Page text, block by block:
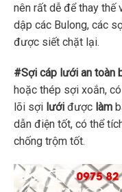
nên rất dễ để thay thế
dập các Bulong, các
được siết chặt lại.
#Sợi cáp lưới an toàn
hoặc thép sợi xoắn,
lõi sợi lưới được làm
dẫn điện tốt, có thể
chống trộm tốt.